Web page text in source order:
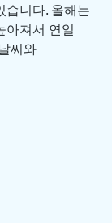
습니다. 올해는
아져서 연일
씨와